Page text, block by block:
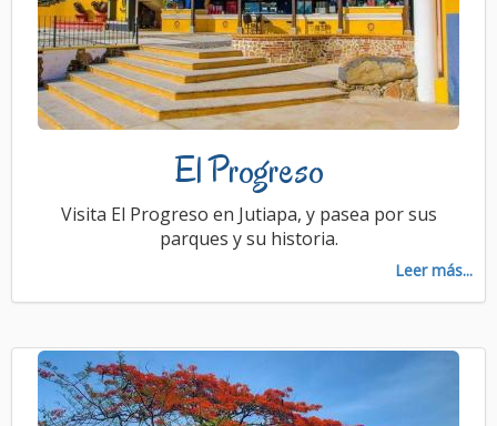
El Progreso
Visita El Progreso en Jutiapa, y pasea por sus
parques y su historia.
Leer más...